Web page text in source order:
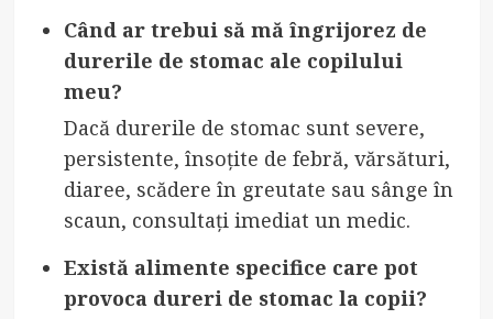
Când ar trebui să mă îngrijorez de
durerile de stomac ale copilului
meu?
Dacă durerile de stomac sunt severe,
persistente, însoțite de febră, vărsături,
diaree, scădere în greutate sau sânge în
scaun, consultați imediat un medic.
Există alimente specifice care pot
provoca dureri de stomac la copii?